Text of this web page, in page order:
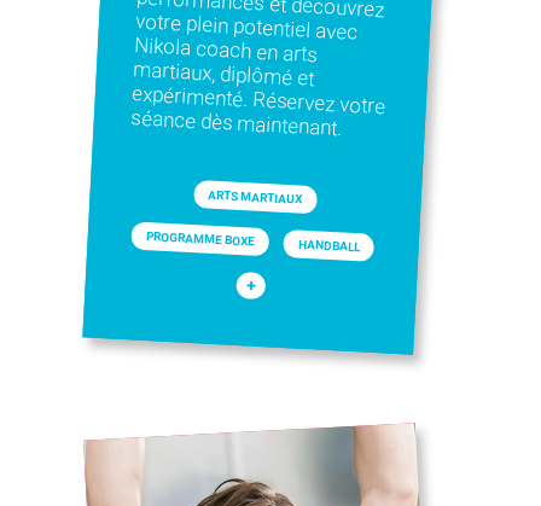
séance dès maintenant.
ARTS MARTIAUX
PROGRAMME BOXE HANDBALL
+